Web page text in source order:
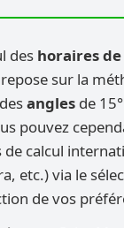
des horaires
sur la
angles de
pouvez
calcul
etc.) via le
de vos